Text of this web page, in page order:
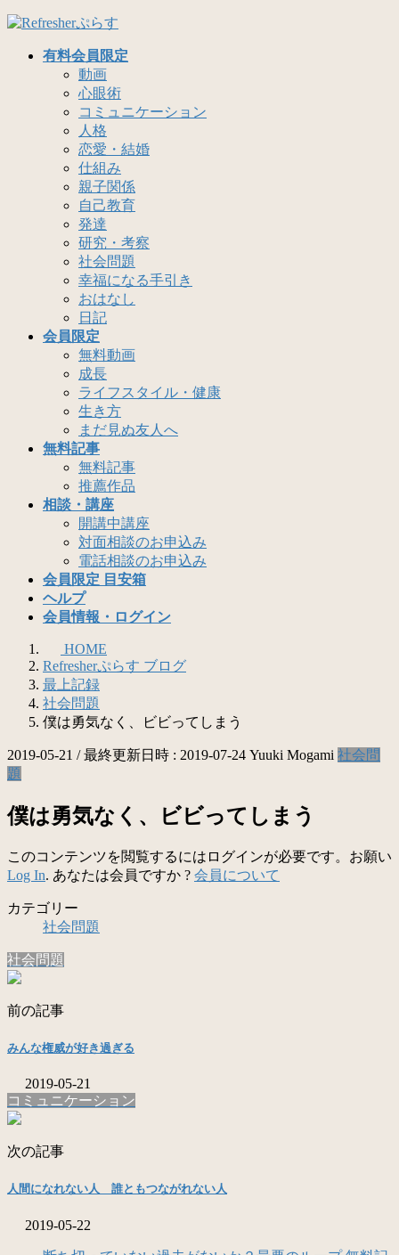
コ
ナ
有料会員限定
動画
心眼術
コミュニケーション
人格
恋愛・結婚
仕組み
親子関係
自己教育
発達
研究・考察
社会問題
幸福になる手引き
おはなし
日記
会員限定
無料動画
成長
ライフスタイル・健康
生き方
まだ見ぬ友人へ
無料記事
無料記事
推薦作品
相談・講座
開講中講座
対面相談のお申込み
電話相談のお申込み
会員限定 目安箱
ヘルプ
会員情報・ログイン
HOME
Refresherぷらす ブログ
最上記録
社会問題
僕は勇気なく、ビビってしまう
2019-05-21 / 最終更新日時 : 2019-07-24 Yuuki Mogami 社会問
題
僕は勇気なく、ビビってしまう
このコンテンツを閲覧するにはログインが必要です。お願い
Log In. あなたは会員ですか ? 会員について
カテゴリー
社会問題
社会問題
前の記事
みんな権威が好き過ぎる
2019-05-21
コミュニケーション
次の記事
人間になれない人 誰ともつながれない人
2019-05-22